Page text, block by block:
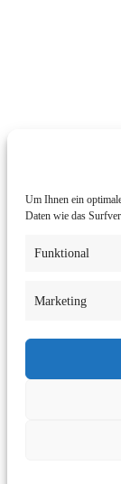
Um Ihnen ein
Daten wie das
Funktional
Marketing